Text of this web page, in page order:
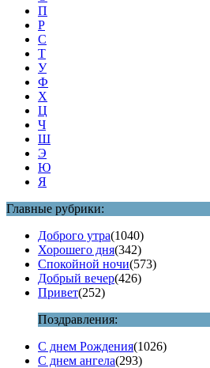
П
Р
С
Т
У
Ф
Х
Ц
Ч
Ш
Э
Ю
Я
Главные рубрики:
Доброго утра(1040)
Хорошего дня(342)
Спокойной ночи(573)
Добрый вечер(426)
Привет(252)
Поздравления:
С днем Рождения(1026)
С днем ангела(293)